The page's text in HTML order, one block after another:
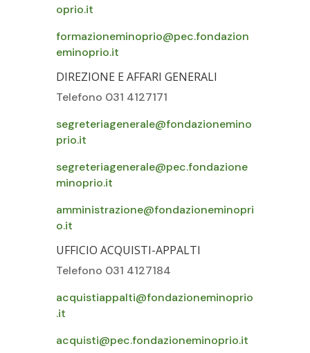
oprio.it
formazioneminoprio@pec.fondazion
eminoprio.it
DIREZIONE E AFFARI GENERALI
Telefono 031 4127171
segreteriagenerale@fondazionemino
prio.it
segreteriagenerale@pec.fondazione
minoprio.it
amministrazione@fondazioneminopri
o.it
UFFICIO ACQUISTI-APPALTI
Telefono 031 4127184
acquistiappalti@fondazioneminoprio
.it
acquisti@pec.fondazioneminoprio.it